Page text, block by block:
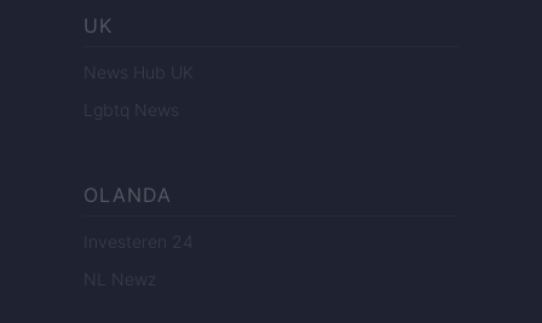
UK
News Hub UK
Lgbtq News
OLANDA
Investeren 24
NL Newz